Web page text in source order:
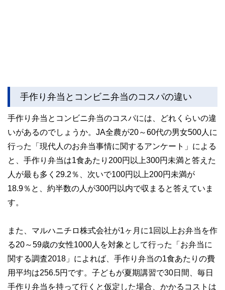
手作り弁当とコンビニ弁当のコスパの違い
手作り弁当とコンビニ弁当のコスパには、どれくらいの違
いがあるのでしょうか。JA全農が20～60代の男女500人に
行った「現代人のお弁当事情に関するアンケート」による
と、手作り弁当は1食あたり200円以上300円未満と答えた
人が最も多く29.2％、次いで100円以上200円未満が
18.9％と、約半数の人が300円以内で収まると答えていま
す。
また、マルハニチロ株式会社が1ヶ月に1回以上お弁当を作
る20～59歳の女性1000人を対象として行った「お弁当に
関する調査2018」によれば、手作り弁当の1食あたりの費
用平均は256.5円です。子どもが夏期講習で30日間、毎日
手作り弁当を持って行くと仮定した場合、かかるコストは